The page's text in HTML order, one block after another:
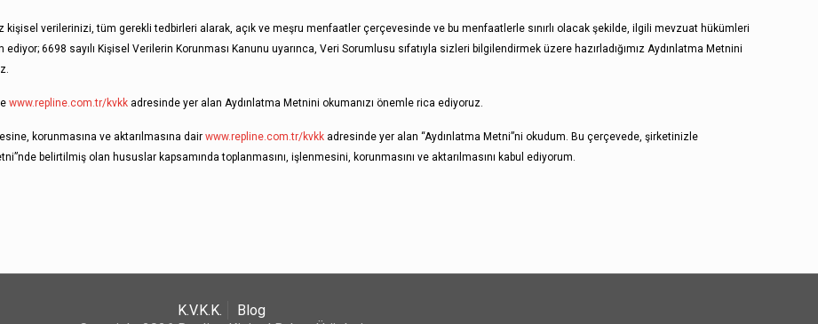
kişisel verilerinizi, tüm gerekli tedbirleri alarak, açık ve meşru menfaatler çerçevesinde ve bu menfaatlerle sınırlı olacak şekilde, ilgili mevzuat hükümleri
ediyor; 6698 sayılı Kişisel Verilerin Korunması Kanunu uyarınca, Veri Sorumlusu sıfatıyla sizleri bilgilendirmek üzere hazırladığımız Aydınlatma Metnini
www.repline.com.tr/kvkk adresinde yer alan Aydınlatma Metnini okumanızı önemle rica ediyoruz.
korunmasına ve aktarılmasına dairwww.repline.com.tr/kvkk adresinde yer alan “Aydınlatma Metni”ni okudum. Bu çerçevede, şirketinizle
belirtilmiş olan hususlar kapsamında toplanmasını, işlenmesini, korunmasını ve aktarılmasını kabul ediyorum.
K.V.K.K.
Blog